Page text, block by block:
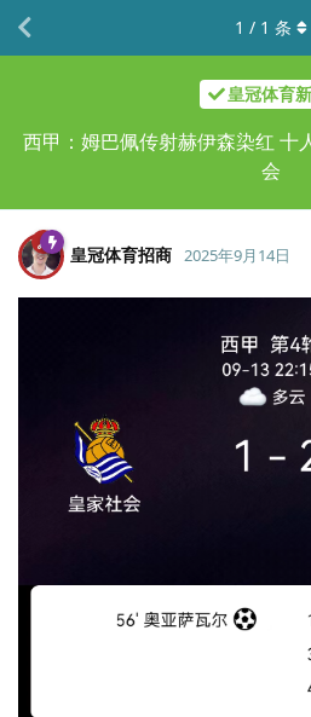
皇冠体育
西甲：姆巴佩传射赫伊森染红 十
会
1 / 1 条
皇冠体育招商 2025年9月14日